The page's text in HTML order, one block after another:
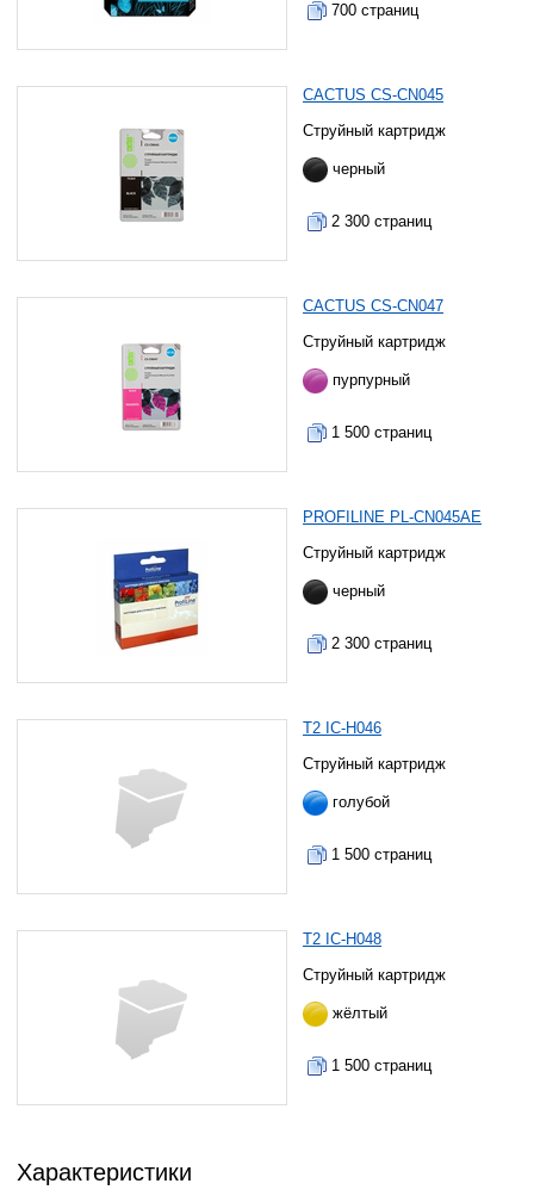
700 страниц
CACTUS CS-CN045
Струйный картридж
черный
2 300 страниц
CACTUS CS-CN047
Струйный картридж
пурпурный
1 500 страниц
PROFILINE PL-CN045AE
Струйный картридж
черный
2 300 страниц
T2 IC-H046
Струйный картридж
голубой
1 500 страниц
T2 IC-H048
Струйный картридж
жёлтый
1 500 страниц
Характеристики